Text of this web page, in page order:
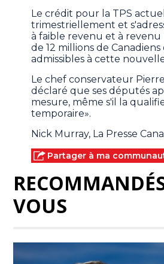
Le crédit pour la TPS
trimestriellement et
à faible revenu et à revenu
de 12 millions de
admissibles à cette
Le chef conservateur
déclaré que ses députés
mesure, même s'il la
temporaire».
Nick Murray, La Presse
Partager à ma
VOUS